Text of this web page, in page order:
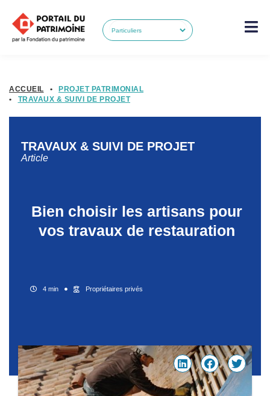
ACCUEIL •
PROJET PATRIMONIAL
•
TRAVAUX & SUIVI DE PROJET
TRAVAUX & SUIVI DE PROJET
Article
Bien choisir les artisans pour
vos travaux de restauration
4 min Propriétaires privés